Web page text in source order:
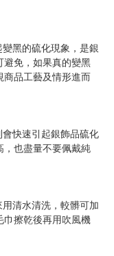
黑的硫化現象，是銀
避免，如果真的變黑
品工藝及情形進而
快速引起銀飾品硫化
，也盡量不要佩戴純
清水清洗，較髒可加
巾擦乾後再用吹風機